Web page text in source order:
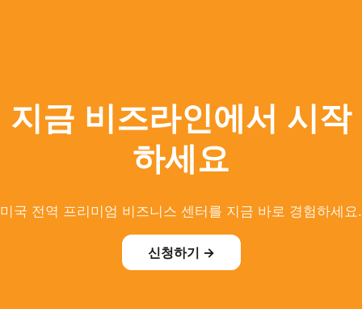
지금 비즈라인에서 시작
하세요
미국 전역 프리미엄 비즈니스 센터를 지금 바로 경험하세요.
신청하기 →